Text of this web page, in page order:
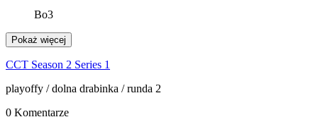
Bo3
Pokaż więcej
CCT Season 2 Series 1
playoffy / dolna drabinka / runda 2
0 Komentarze